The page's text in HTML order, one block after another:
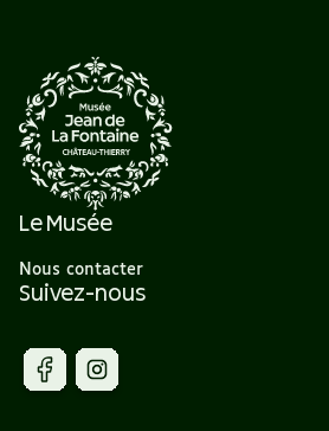
Le Musée
Nous contacter
Suivez-nous